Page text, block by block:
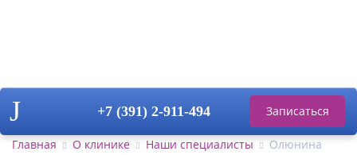
+7 (391) 2-911-494 Записаться
на прием
Главная О клинике Наши специалисты
Олюнина